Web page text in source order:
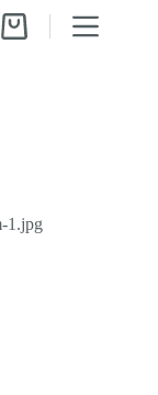
Shopping